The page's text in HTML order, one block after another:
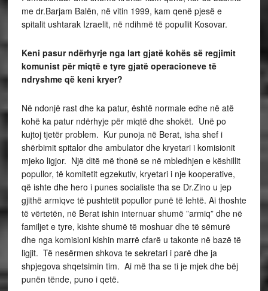
me dr.Barjam Balën, në vitin 1999, kam qenë pjesë e
spitalit ushtarak Izraelit, në ndihmë të popullit Kosovar.
Keni pasur ndërhyrje nga lart gjatëkohës sëregjimit
komunist për miqtëe tyre gjatëoperacioneve të
ndryshme qëkeni kryer?
Në ndonjë rast dhe ka patur, është normale edhe në atë
kohë ka patur ndërhyje për miqtë dhe shokët. Unë po
kujtoj tjetër problem. Kur punoja në Berat, isha shef i
shërbimit spitalor dhe ambulator dhe kryetari i komisionit
mjeko ligjor. Një ditë më thonë se në mbledhjen e këshillit
popullor, të komitetit egzekutiv, kryetari i nje kooperative,
që ishte dhe hero i punes socialiste tha se Dr.Zino u jep
gjithë armiqve të pushtetit popullor punë të lehtë. Ai thoshte
të vërtetën, në Berat ishin internuar shumë ”armiq” dhe në
familjet e tyre, kishte shumë të moshuar dhe të sëmurë
dhe nga komisioni kishin marrë cfarë u takonte në bazë të
ligjit. Të nesërmen shkova te sekretari i parë dhe ja
shpjegova shqetsimin tim. Ai më tha se ti je mjek dhe bëj
punën tënde, puno i qetë.